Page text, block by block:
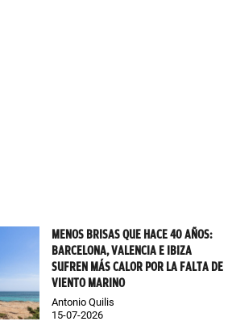
MENOS BRISAS QUE HACE 40 AÑOS:
BARCELONA, VALENCIA E IBIZA
SUFREN MÁS CALOR POR LA FALTA DE
VIENTO MARINO
Antonio Quilis
15-07-2026